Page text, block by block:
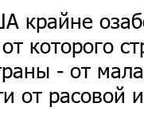
крайне
которого
- от
от расовой